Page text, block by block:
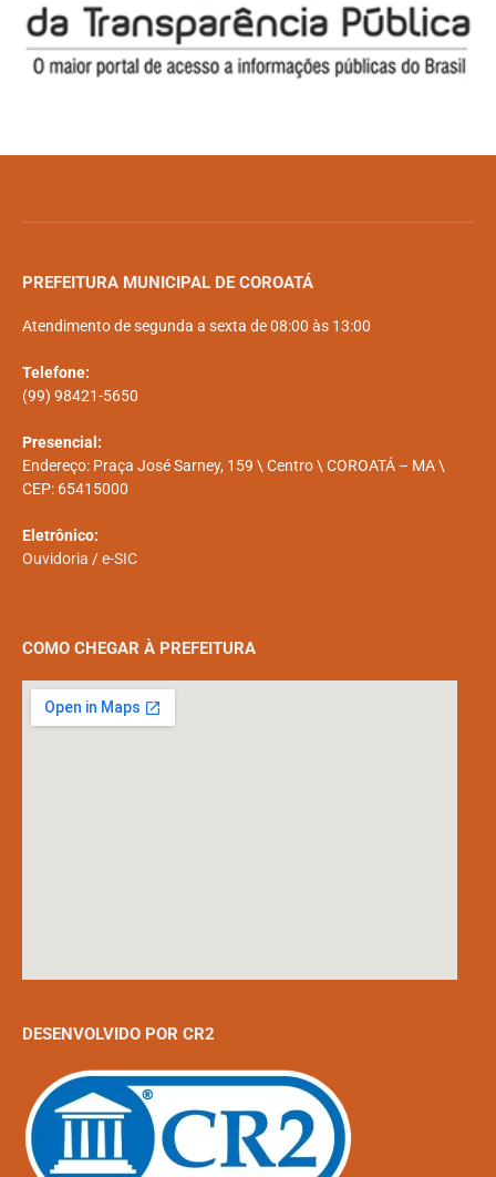
PREFEITURA MUNICIPAL DE COROATÁ
Atendimento de segunda a sexta de 08:00 às 13:00
Telefone:
(99) 98421-5650
Presencial:
Endereço: Praça José Sarney, 159 \ Centro \ COROATÁ – MA \
CEP: 65415000
Eletrônico:
Ouvidoria /e-SIC
COMO CHEGAR À PREFEITURA
DESENVOLVIDO POR CR2